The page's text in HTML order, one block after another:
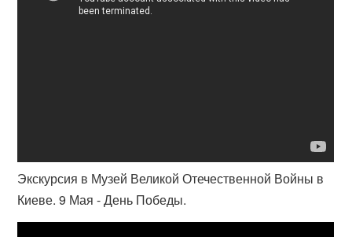
Экскурсия в Музей Великой Отечественной Войны в
Киеве. 9 Мая - День Победы.